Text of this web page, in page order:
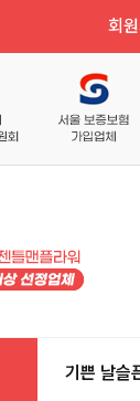
회
기쁜 날슬